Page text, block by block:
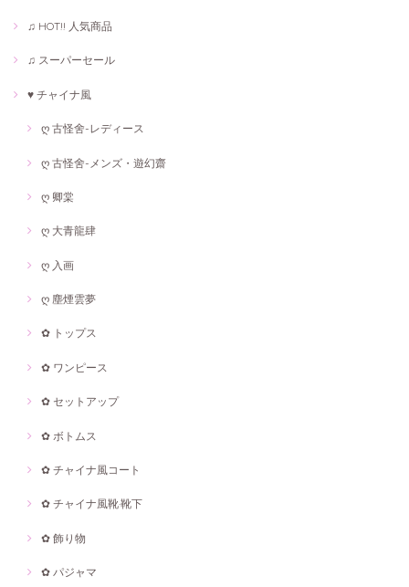
♫ HOT!! 人気商品
♫ スーパーセール
♥ チャイナ風
ღ 古怪舍-レディース
ღ 古怪舍-メンズ・遊幻齋
ღ 卿棠
ღ 大青龍肆
ღ 入画
ღ 塵煙雲夢
✿ トップス
✿ ワンピース
✿ セットアップ
✿ ボトムス
✿ チャイナ風コート
✿ チャイナ風靴·靴下
✿ 飾り物
✿ パジャマ